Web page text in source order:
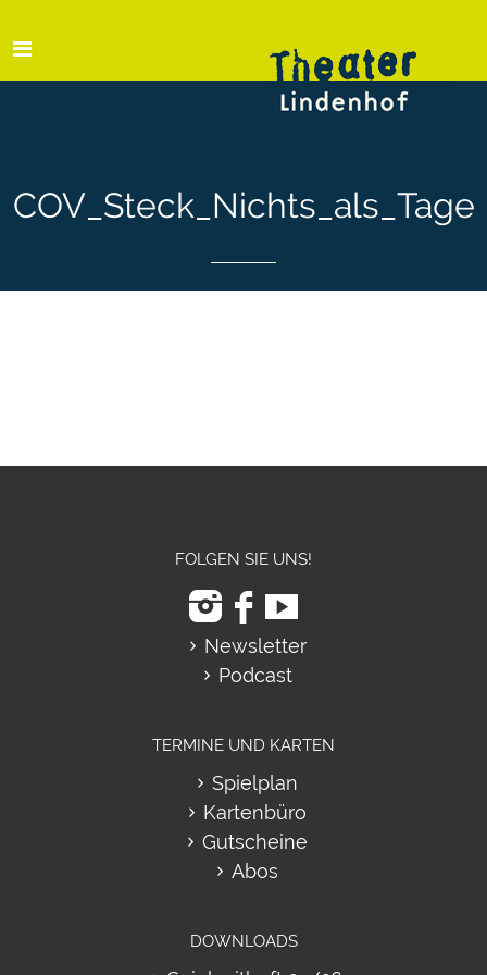
COV_Steck_Nichts_als_Tage
FOLGEN SIE UNS!
Newsletter
Podcast
TERMINE UND KARTEN
Spielplan
Kartenbüro
Gutscheine
Abos
DOWNLOADS